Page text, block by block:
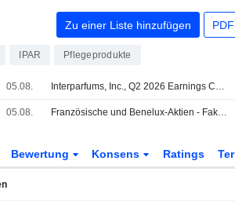
Zu einer Liste hinzufügen
IPAR Pflegeprodukte
05.08. Interparfums, Inc., Q2 2026 Earnings Call, Aug 05, 2026
05.08. Französische und Benelux-Aktien - Faktoren, die zu beobachten sind
Bewertung Konsens Ratings